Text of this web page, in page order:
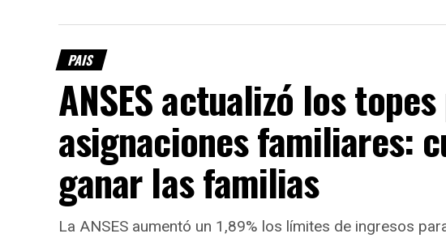
PAIS
ANSES actualizó los
asignaciones familiares:
ganar las familias
La ANSES aumentó un 1,89% los límites de ingresos